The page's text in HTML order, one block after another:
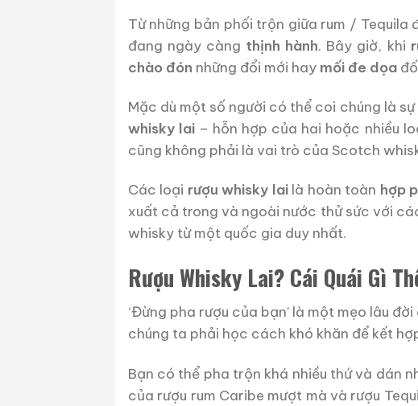
Từ những bản phối trộn giữa rum /
đang ngày càng thịnh hành. Bây giờ, khi
chào đón những đổi mới hay mối đe dọa
Mặc dù một số người có thể coi chúng là
whisky lai– hỗn hợp của hai hoặc nhiều
cũng không phải là vai trò của Scotch
Các loại rượu whisky lailà hoàn toàn hợp
xuất cả trong và ngoài nước thử sức với
whisky từ một quốc gia duy nhất.
Rượu Whisky Lai? Cái Quái Gì
‘Đừng pha rượu của bạn’ là một mẹo lâu
chúng ta phải học cách khó khăn để kết
Bạn có thể pha trộn khá nhiều thứ và dán
của rượu rum Caribe mượt mà và rượu